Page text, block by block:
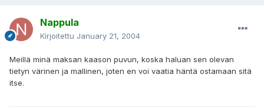
Nappula
Kirjoitettu January 21, 2004
Meillä minä maksan kaason puvun, koska haluan sen olevan
tietyn värinen ja mallinen, joten en voi vaatia häntä ostamaan sitä
itse.